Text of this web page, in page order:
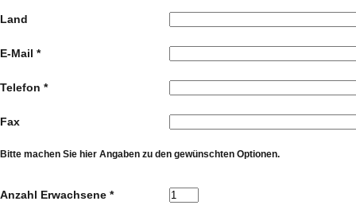
Land
E-Mail *
Telefon *
Fax
Bitte machen Sie hier Angaben zu den gewünschten Optionen.
Anzahl Erwachsene *